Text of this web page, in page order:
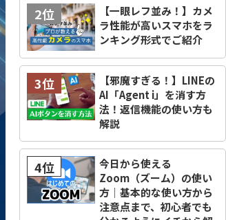
2位
【一眼レフ並み！】カメ
ラ性能が高いスマホをラ
ンキング形式でご紹介
3位
【邪魔すぎる！】LINEの
AI「Agent i」を消す方
法！返信機能の使い方も
解説
4位
今日から使える
Zoom（ズーム）の使い
方｜基本的な使い方から
注意点まで、初心者でも